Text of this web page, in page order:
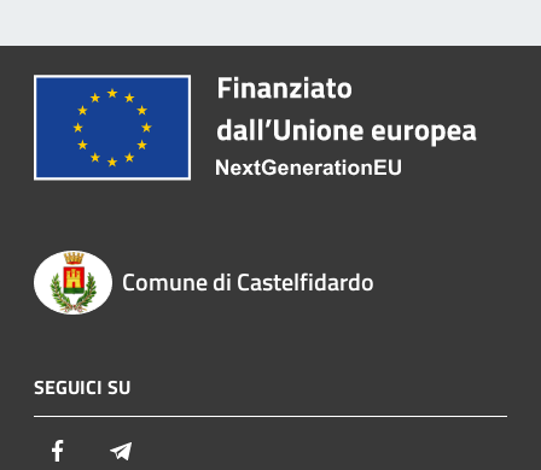
Comune di Castelfidardo
SEGUICI SU
Facebook